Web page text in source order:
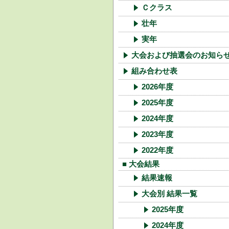
Ｃクラス
壮年
実年
大会および抽選会のお知ら
組み合わせ表
2026年度
2025年度
2024年度
2023年度
2022年度
■ 大会結果
結果速報
大会別 結果一覧
2025年度
2024年度